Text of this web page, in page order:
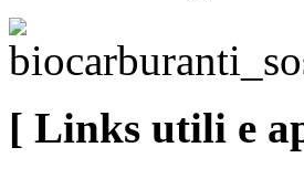
[ Links utili e